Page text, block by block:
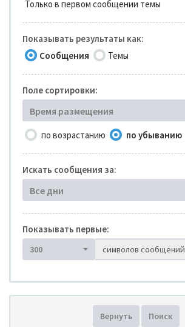
Только в первом сообщении темы
Показывать результаты как:
Сообщения
Темы
Поле сортировки:
Время размещения
по возрастанию по убыванию
Искать сообщения за:
Все дни
Показывать первые:
300 символов сообщений
Вернуть Поиск